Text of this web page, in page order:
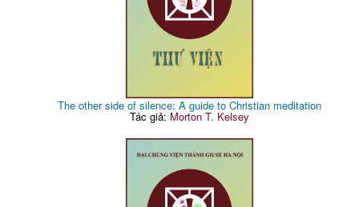
The other side of silence: A guide to Christian meditation
Tác giả: Morton T. Kelsey